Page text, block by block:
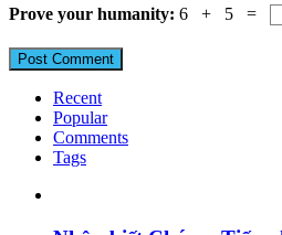
Prove your humanity: 6 + 5 =
Recent
Popular
Comments
Tags